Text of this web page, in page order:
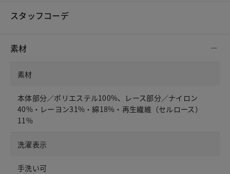
スタッフコーデ
素材
素材
本体部分／ポリエステル100%、レース部分／ナイロン
40%・レーヨン31%・綿18%・再生繊維（セルロース）
11%
洗濯表示
手洗い可